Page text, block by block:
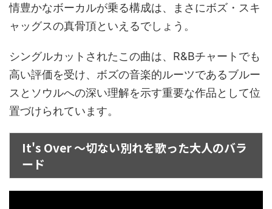
情豊かなボーカルが乗る構成は、まさにボズ・スキ
ャッグスの真骨頂といえるでしょう。
シングルカットされたこの曲は、R&Bチャートでも
高い評価を受け、ボズの音楽的ルーツであるブルー
スとソウルへの深い理解を示す重要な作品として位
置づけられています。
It's Over ～切ない別れを歌った大人のバラ
ード